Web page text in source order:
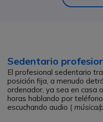
Sedentario
El profesional sedentario
posición fija, a menudo
ordenador, ya sea en casa
horas hablando por
escuchando audio ( música/